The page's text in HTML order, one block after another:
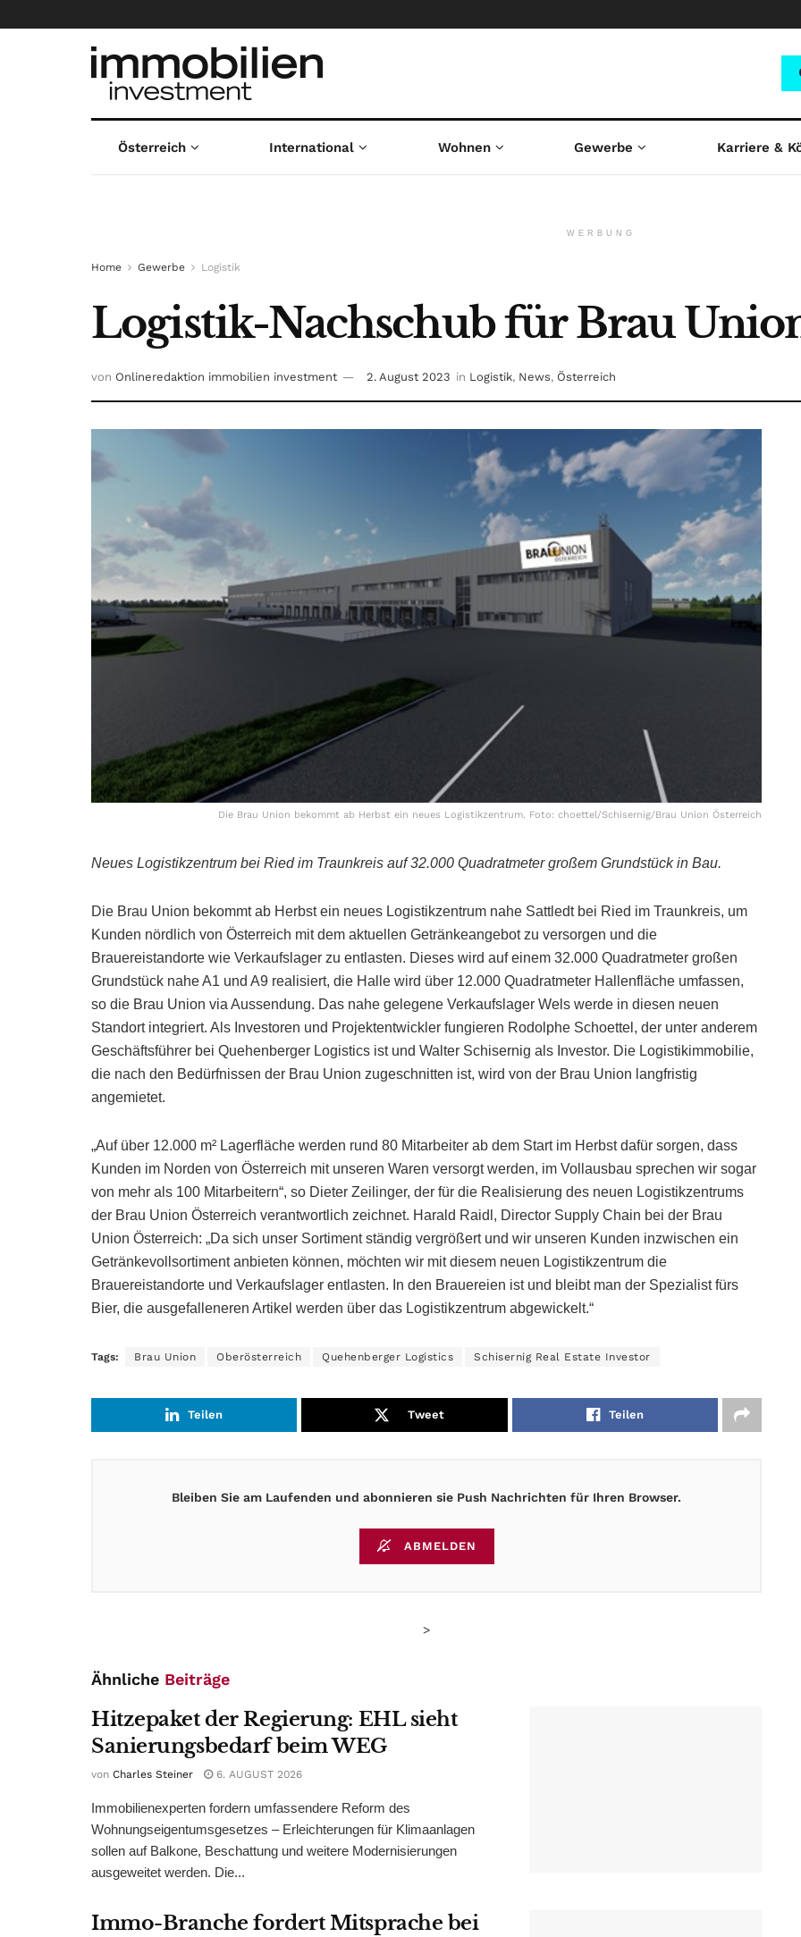
Österreich International Wohnen Gewerbe Karriere &
WERBUNG
Home Gewerbe Logistik
Logistik-Nachschub für Brau
von Onlineredaktion immobilien investment 2. August 2023 in Logistik, News, Österreich
Die Brau Union bekommt ab Herbst ein neues Logistikzentrum. Foto: choettel/Schisernig/Brau Union Österreich
Neues Logistikzentrum bei Ried im Traunkreis auf 32.000 Quadratmeter großem Grundstück in Bau.
Die Brau Union bekommt ab Herbst ein neues Logistikzentrum nahe Sattledt bei Ried im Traunkreis, um
Kunden nördlich von Österreich mit dem aktuellen Getränkeangebot zu versorgen und die
Brauereistandorte wie Verkaufslager zu entlasten. Dieses wird auf einem 32.000 Quadratmeter großen
Grundstück nahe A1 und A9 realisiert, die Halle wird über 12.000 Quadratmeter Hallenfläche umfassen,
so die Brau Union via Aussendung. Das nahe gelegene Verkaufslager Wels werde in diesen neuen
Standort integriert. Als Investoren und Projektentwickler fungieren Rodolphe Schoettel, der unter anderem
Geschäftsführer bei Quehenberger Logistics ist und Walter Schisernig als Investor. Die Logistikimmobilie,
die nach den Bedürfnissen der Brau Union zugeschnitten ist, wird von der Brau Union langfristig
angemietet.
„Auf über 12.000 m² Lagerfläche werden rund 80 Mitarbeiter ab dem Start im Herbst dafür sorgen, dass
Kunden im Norden von Österreich mit unseren Waren versorgt werden, im Vollausbau sprechen wir sogar
von mehr als 100 Mitarbeitern“, so Dieter Zeilinger, der für die Realisierung des neuen Logistikzentrums
der Brau Union Österreich verantwortlich zeichnet. Harald Raidl, Director Supply Chain bei der Brau
Union Österreich: „Da sich unser Sortiment ständig vergrößert und wir unseren Kunden inzwischen ein
Getränkevollsortiment anbieten können, möchten wir mit diesem neuen Logistikzentrum die
Brauereistandorte und Verkaufslager entlasten. In den Brauereien ist und bleibt man der Spezialist fürs
Bier, die ausgefalleneren Artikel werden über das Logistikzentrum abgewickelt.“
Tags: Brau Union Oberösterreich Quehenberger Logistics Schisernig Real Estate Investor
Teilen Tweet Teilen
Bleiben Sie am Laufenden und abonnieren sie Push Nachrichten für Ihren Browser.
ABMELDEN
>
Ähnliche Beiträge
Hitzepaket der Regierung: EHL sieht
Sanierungsbedarf beim WEG
von Charles Steiner 6. AUGUST 2026
Immobilienexperten fordern umfassendere Reform des
Wohnungseigentumsgesetzes – Erleichterungen für Klimaanlagen
sollen auf Balkone, Beschattung und weitere Modernisierungen
ausgeweitet werden. Die...
Immo-Branche fordert Mitsprache bei